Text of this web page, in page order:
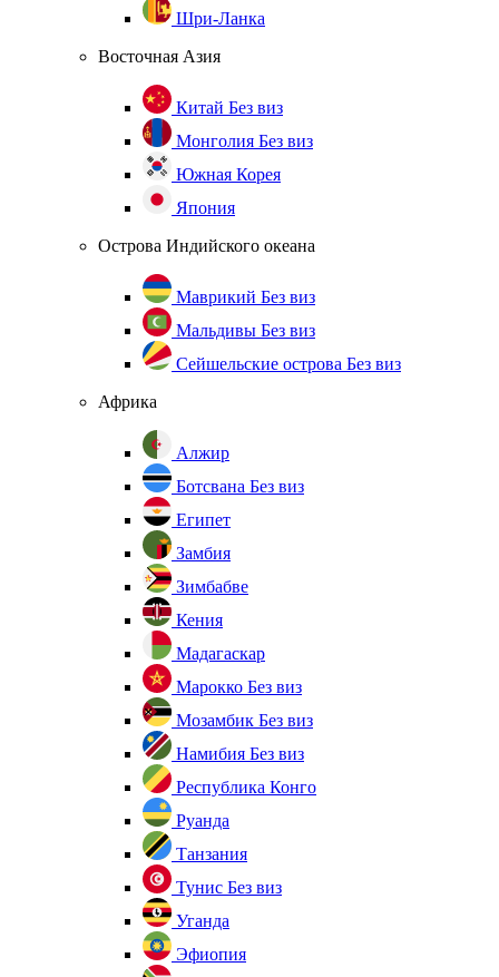
Шри-Ланка
Восточная Азия
Китай Без виз
Монголия Без виз
Южная Корея
Япония
Острова Индийского океана
Маврикий Без виз
Мальдивы Без виз
Сейшельские острова Без виз
Африка
Алжир
Ботсвана Без виз
Египет
Замбия
Зимбабве
Кения
Мадагаскар
Марокко Без виз
Мозамбик Без виз
Намибия Без виз
Республика Конго
Руанда
Танзания
Тунис Без виз
Уганда
Эфиопия